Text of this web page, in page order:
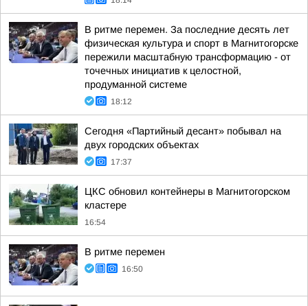
В ритме перемен. За последние десять лет
физическая культура и спорт в Магнитогорске
пережили масштабную трансформацию - от
точечных инициатив к целостной,
продуманной системе
18:12
Сегодня «Партийный десант» побывал на
двух городских объектах
17:37
ЦКС обновил контейнеры в Магнитогорском
кластере
16:54
В ритме перемен
16:50